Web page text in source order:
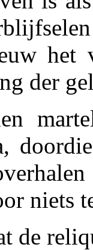
het
der
niets
de